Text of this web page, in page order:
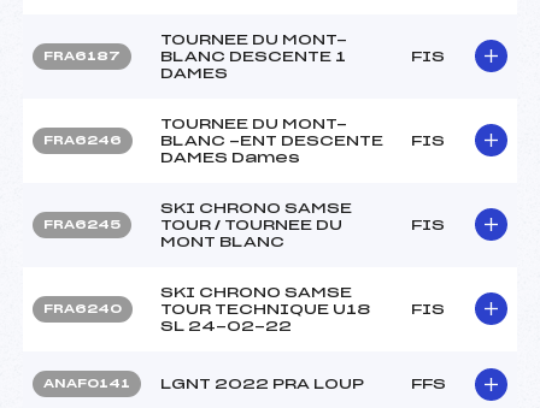
FRA6187
TOURNEE DU MONT-
BLANC DESCENTE 1
DAMES
FIS
FRA6246
TOURNEE DU MONT-
BLANC -ENT DESCENTE
DAMES Dames
FIS
FRA6245
SKI CHRONO SAMSE
TOUR / TOURNEE DU
MONT BLANC
FIS
FRA6240
SKI CHRONO SAMSE
TOUR TECHNIQUE U18
SL 24-02-22
FIS
ANAF0141 LGNT 2022 PRA LOUP FFS